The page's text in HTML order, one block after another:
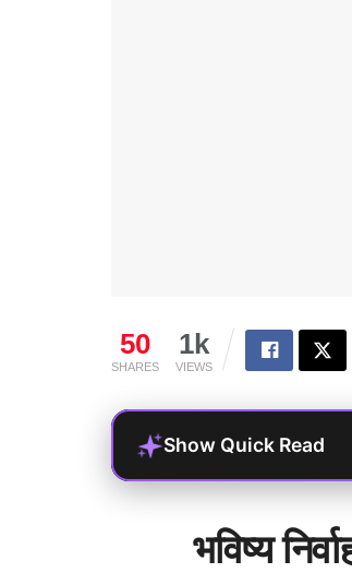
50
SHARES
1k
VIEWS
Show Quick Read
भविष्य